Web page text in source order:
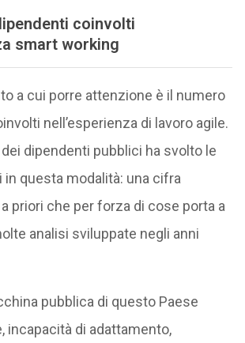
coinvolti
smart working
a cui porre attenzione è il numero
nell’esperienza di lavoro agile.
dei dipendenti pubblici ha svolto le
questa modalità: una cifra
priori che per forza di cose porta a
analisi sviluppate negli anni
pubblica di questo Paese
incapacità di adattamento,